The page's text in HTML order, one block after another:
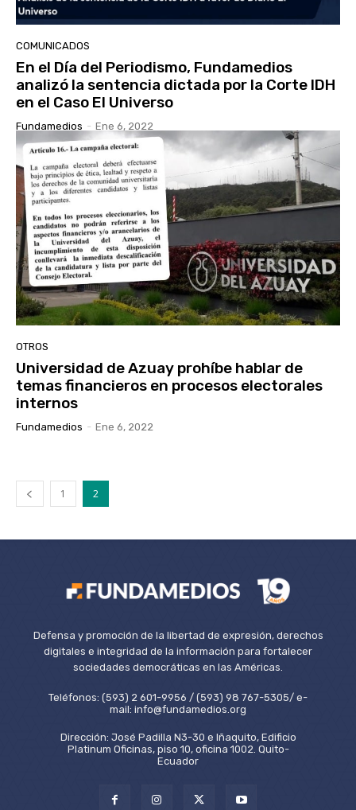
COMUNICADOS
En el Día del Periodismo, Fundamedios
analizó la sentencia dictada por la Corte IDH
en el Caso El Universo
Fundamedios - Ene 6, 2022
OTROS
Universidad de Azuay prohíbe hablar de
temas financieros en procesos electorales
internos
Fundamedios - Ene 6, 2022
1 2
Defensa y promoción de la libertad de expresión, derechos
digitales e integridad de la información para fortalecer
sociedades democráticas en las Américas.
Teléfonos: (593) 2 601-9956 / (593) 98 767-5305/ e-
mail: info@fundamedios.org
Dirección: José Padilla N3-30 e Iñaquito, Edificio
Platinum Oficinas, piso 10, oficina 1002. Quito-
Ecuador